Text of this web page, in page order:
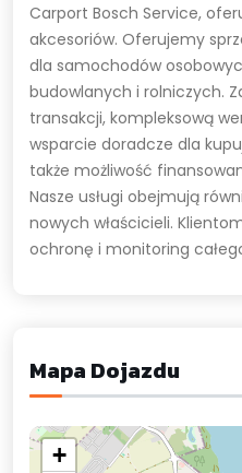
Carport Bosch Service,
akcesoriów. Oferujemy
dla samochodów
budowlanych i rolniczych.
transakcji, kompleksową
wsparcie doradcze dla
także możliwość
Nasze usługi obejmują
nowych właścicieli.
ochronę i monitoring
Mapa Dojazdu
+